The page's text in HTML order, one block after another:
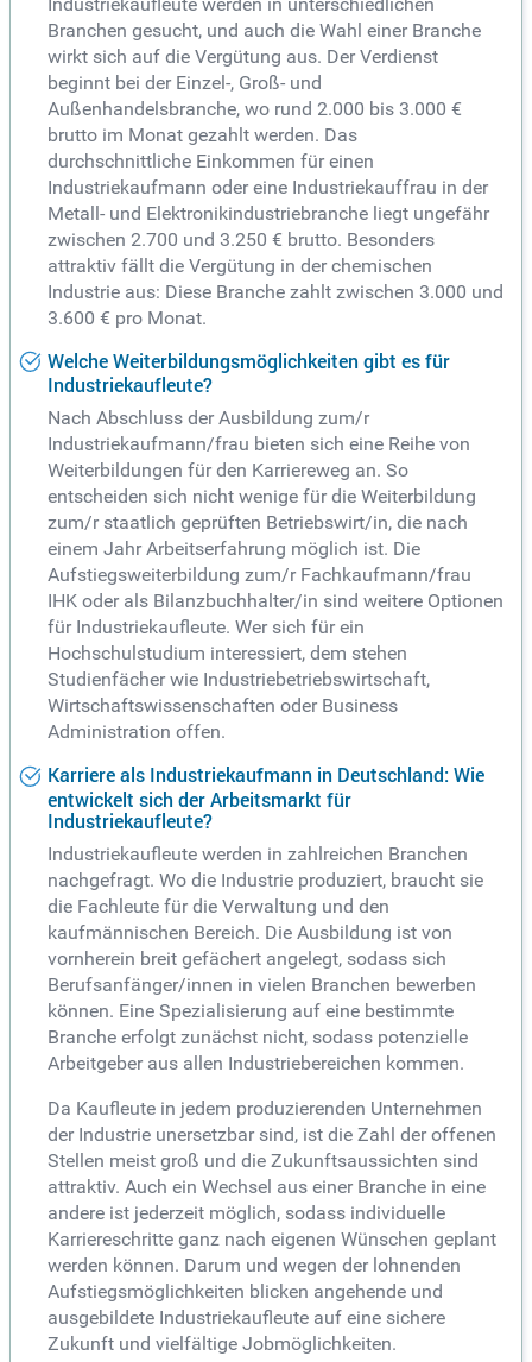
Branchen gesucht, und auch die Wahl einer Branche
wirkt sich auf die Vergütung aus. Der Verdienst
beginnt bei der Einzel-, Groß- und
Außenhandelsbranche, wo rund 2.000 bis 3.000 €
brutto im Monat gezahlt werden. Das
durchschnittliche Einkommen für einen
Industriekaufmann oder eine Industriekauffrau in der
Metall- und Elektronikindustriebranche liegt ungefähr
zwischen 2.700 und 3.250 € brutto. Besonders
attraktiv fällt die Vergütung in der chemischen
Industrie aus: Diese Branche zahlt zwischen 3.000 und
3.600 € pro Monat.
Welche Weiterbildungsmöglichkeiten gibt es für
Industriekaufleute?
Nach Abschluss der Ausbildung zum/r
Industriekaufmann/frau bieten sich eine Reihe von
Weiterbildungen für den Karriereweg an. So
entscheiden sich nicht wenige für die Weiterbildung
zum/r staatlich geprüften Betriebswirt/in, die nach
einem Jahr Arbeitserfahrung möglich ist. Die
Aufstiegsweiterbildung zum/r Fachkaufmann/frau
IHK oder als Bilanzbuchhalter/in sind weitere Optionen
für Industriekaufleute. Wer sich für ein
Hochschulstudium interessiert, dem stehen
Studienfächer wie Industriebetriebswirtschaft,
Wirtschaftswissenschaften oder Business
Administration offen.
Karriere als Industriekaufmann in Deutschland: Wie
entwickelt sich der Arbeitsmarkt für
Industriekaufleute?
Industriekaufleute werden in zahlreichen Branchen
nachgefragt. Wo die Industrie produziert, braucht sie
die Fachleute für die Verwaltung und den
kaufmännischen Bereich. Die Ausbildung ist von
vornherein breit gefächert angelegt, sodass sich
Berufsanfänger/innen in vielen Branchen bewerben
können. Eine Spezialisierung auf eine bestimmte
Branche erfolgt zunächst nicht, sodass potenzielle
Arbeitgeber aus allen Industriebereichen kommen.
Da Kaufleute in jedem produzierenden Unternehmen
der Industrie unersetzbar sind, ist die Zahl der offenen
Stellen meist groß und die Zukunftsaussichten sind
attraktiv. Auch ein Wechsel aus einer Branche in eine
andere ist jederzeit möglich, sodass individuelle
Karriereschritte ganz nach eigenen Wünschen geplant
werden können. Darum und wegen der lohnenden
Aufstiegsmöglichkeiten blicken angehende und
ausgebildete Industriekaufleute auf eine sichere
Zukunft und vielfältige Jobmöglichkeiten.